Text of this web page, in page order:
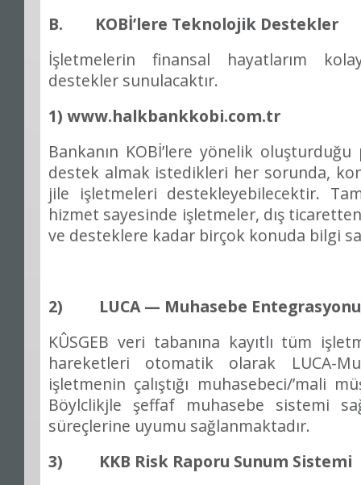
B. KOBİ’lere Teknolojik Destekler
İşletmelerin finansal hayatlarım
destekler sunulacaktır.
1) www.halkbankkobi.com.tr
Bankanın KOBİ’lere yönelik oluşturduğu
destek almak istedikleri her sorunda,
jile işletmeleri destekleyebilecektir.
hizmet sayesinde işletmeler, dış
ve desteklere kadar birçok konuda bilgi
2) LUCA — Muhasebe Entegrasyonu
KÛSGEB veri tabanına kayıtlı tüm iş
hareketleri otomatik olarak LUCA-
işletmenin çalıştığı muhasebeci/’mali mü
Böylclikjle şeffaf muhasebe sistemi sa
süreçlerine uyumu sağlanmaktadır.
3) KKB Risk Raporu Sunum Sistemi